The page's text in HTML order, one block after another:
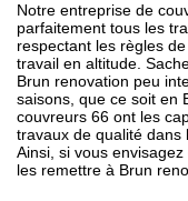
Notre entreprise de
parfaitement tous les
respectant les règles
travail en altitude.
Brun renovation peu
saisons, que ce soit en
couvreurs 66 ont les
travaux de qualité dans
Ainsi, si vous
les remettre à Brun